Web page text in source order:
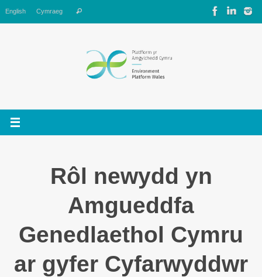
to
content
English Cymraeg Search
Rôl newydd yn
Amgueddfa
Genedlaethol Cymru
ar gyfer Cyfarwyddwr